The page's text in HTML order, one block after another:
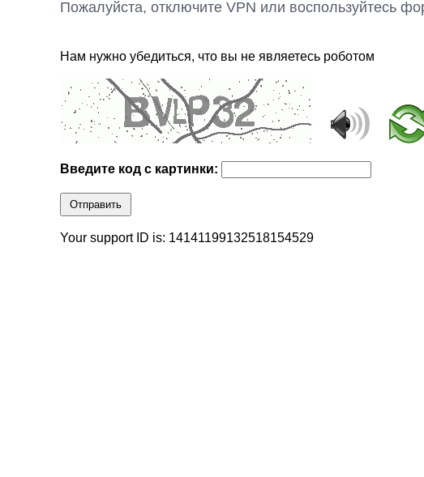
Пожалуйста, отключите VPN или воспользуйтесь
Нам нужно убедиться, что вы не являетесь роботом
Введите код с картинки:
Отправить
Your support ID is: 14141199132518154529